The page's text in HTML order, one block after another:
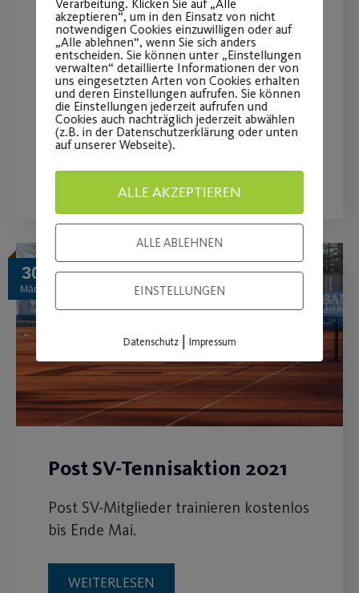
Post SV-Frühlingsaktion
2021
Jetzt anmelden und bis Ende Mai
kostenlos trainieren.
WEITERLESEN
30
März
Post SV-Tennisaktion 2021
Post SV-Mitglieder trainieren kostenlos
bis Ende Mai.
WEITERLESEN
Verarbeitung. Klicken Sie auf „Alle
akzeptieren“, um in den Einsatz von nicht
notwendigen Cookies einzuwilligen oder auf
„Alle ablehnen“, wenn Sie sich anders
entscheiden. Sie können unter „Einstellungen
verwalten“ detaillierte Informationen der von
uns eingesetzten Arten von Cookies erhalten
und deren Einstellungen aufrufen. Sie können
die Einstellungen jederzeit aufrufen und
Cookies auch nachträglich jederzeit abwählen
(z.B. in der Datenschutzerklärung oder unten
auf unserer Webseite).
ALLE AKZEPTIEREN
ALLE ABLEHNEN
EINSTELLUNGEN
Datenschutz| Impressum